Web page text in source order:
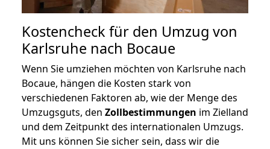
Kostencheck für den Umzug von
Karlsruhe nach Bocaue
Wenn Sie umziehen möchten von Karlsruhe nach
Bocaue, hängen die Kosten stark von
verschiedenen Faktoren ab, wie der Menge des
Umzugsguts, den Zollbestimmungen im Zielland
und dem Zeitpunkt des internationalen Umzugs.
Mit uns können Sie sicher sein, dass wir die